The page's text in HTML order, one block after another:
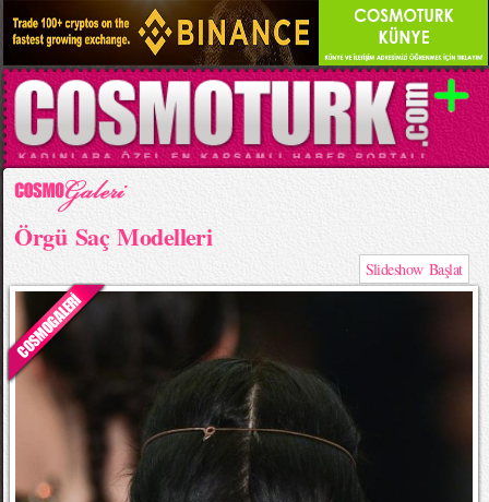
Örgü Saç Modelleri
Slideshow Başlat